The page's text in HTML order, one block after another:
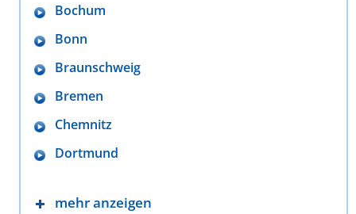
Bochum
Bonn
Braunschweig
Bremen
Chemnitz
Dortmund
mehr anzeigen